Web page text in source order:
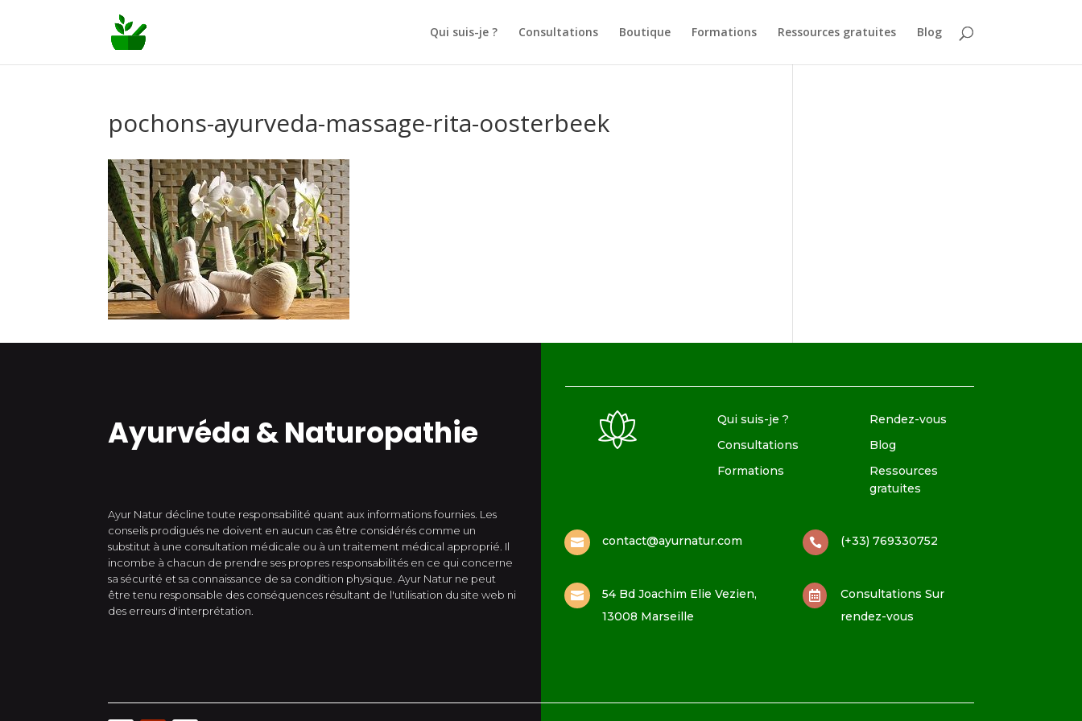
Qui suis-je ? Consultations Boutique Formations Ressources gratuites Blog
pochons-ayurveda-massage-rita-oosterbeek
Ayurvéda & Naturopathie
Ayur Natur décline toute responsabilité quant aux informations fournies. Les
conseils prodigués ne doivent en aucun cas être considérés comme un
substitut à une consultation médicale ou à un traitement médical approprié. Il
incombe à chacun de prendre ses propres responsabilités en ce qui concerne
sa sécurité et sa connaissance de sa condition physique. Ayur Natur ne peut
être tenu responsable des conséquences résultant de l'utilisation du site web ni
des erreurs d'interprétation.
Qui suis-je ?
Consultations
Formations
Rendez-vous
Blog
Ressources
gratuites
 contact@ayurnatur.com

54 Bd Joachim Elie Vezien,
13008 Marseille
 (+33) 769330752

Consultations Sur
rendez-vous